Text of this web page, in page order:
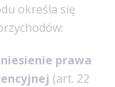
określa się
prawa
(art. 22